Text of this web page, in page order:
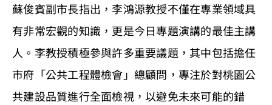
蘇俊賓副市長指出，李鴻源教授不僅在專業領域具
有非常宏觀的知識，更是今日專題演講的最佳主講
人。李教授積極參與許多重要議題，其中包括擔任
市府「公共工程體檢會」總顧問，專注於對桃園公
共建設品質進行全面檢視，以避免未來可能的錯